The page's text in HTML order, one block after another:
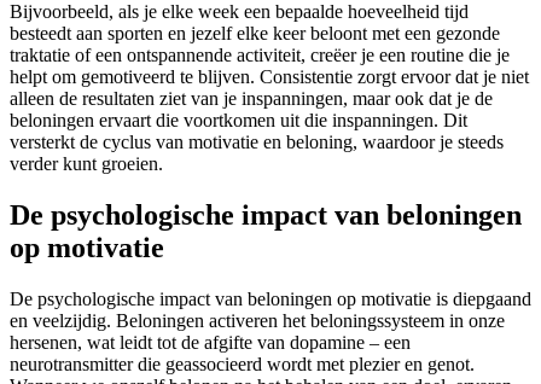
Bijvoorbeeld, als je elke week een bepaalde hoeveelheid tijd
besteedt aan sporten en jezelf elke keer beloont met een gezonde
traktatie of een ontspannende activiteit, creëer je een routine die je
helpt om gemotiveerd te blijven. Consistentie zorgt ervoor dat je niet
alleen de resultaten ziet van je inspanningen, maar ook dat je de
beloningen ervaart die voortkomen uit die inspanningen. Dit
versterkt de cyclus van motivatie en beloning, waardoor je steeds
verder kunt groeien.
De psychologische impact van beloningen
op motivatie
De psychologische impact van beloningen op motivatie is diepgaand
en veelzijdig. Beloningen activeren het beloningssysteem in onze
hersenen, wat leidt tot de afgifte van dopamine – een
neurotransmitter die geassocieerd wordt met plezier en genot.